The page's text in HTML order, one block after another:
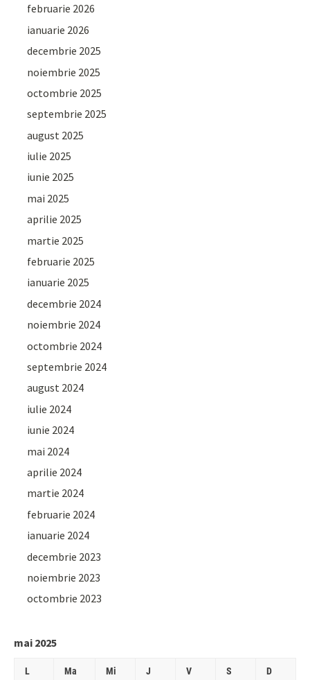
februarie 2026
ianuarie 2026
decembrie 2025
noiembrie 2025
octombrie 2025
septembrie 2025
august 2025
iulie 2025
iunie 2025
mai 2025
aprilie 2025
martie 2025
februarie 2025
ianuarie 2025
decembrie 2024
noiembrie 2024
octombrie 2024
septembrie 2024
august 2024
iulie 2024
iunie 2024
mai 2024
aprilie 2024
martie 2024
februarie 2024
ianuarie 2024
decembrie 2023
noiembrie 2023
octombrie 2023
mai 2025
L Ma Mi J V S D